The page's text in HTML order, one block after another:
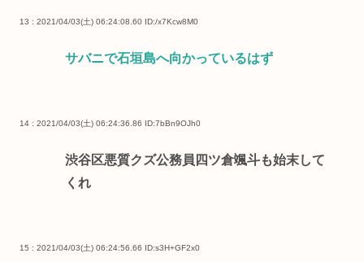
13 : 2021/04/03(土) 06:24:08.60 ID:/x7Kcw8M0
サバニで石垣島へ向かっているはず
14 : 2021/04/03(土) 06:24:36.86 ID:7bBn9OJh0
渋谷区悪質クズ公務員四ツ倉颯斗も始末して
くれ
15 : 2021/04/03(土) 06:24:56.66 ID:s3H+GF2x0